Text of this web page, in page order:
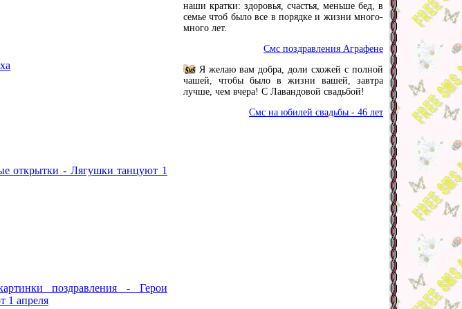
открытки - Лягушки танцуют 1
поздравления - Герои
1 апреля
наши кратки: здоровья, счастья, меньше бед, в
семье чтоб было все в порядке и жизни много-
много лет.
Смс поздравления Аграфене
Я желаю вам добра, доли схожей с полной
чашей, чтобы было в жизни вашей, завтра
лучше, чем вчера! С Лавандовой свадьбой!
Смс на юбилей свадьбы - 46 лет